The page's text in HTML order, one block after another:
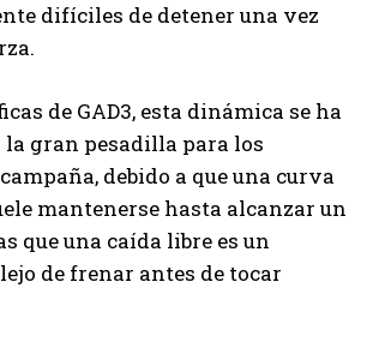
difíciles de detener una vez
de GAD3, esta dinámica se ha
gran pesadilla para los
debido a que una curva
mantenerse hasta alcanzar un
que una caída libre es un
de frenar antes de tocar